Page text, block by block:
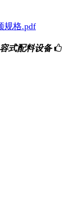
规格.pdf
式配料设备